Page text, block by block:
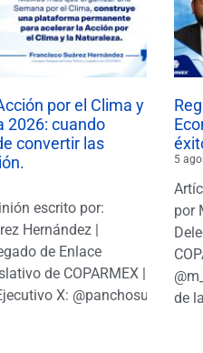
por el Clima y
2026: cuando
convertir las
escrito por:
Hernández |
de Enlace
de COPARMEX |
X: @panchosuarezh
5
por
de